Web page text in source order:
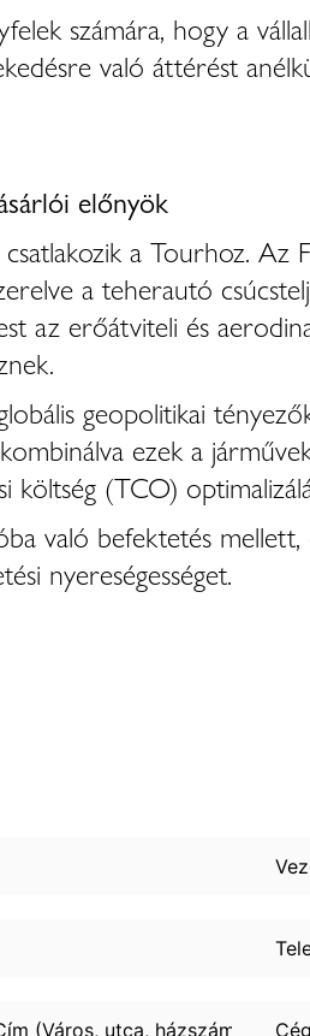
számára, hogy a
való áttérést
előnyök
a Tourhoz.
a teherautó
az erőátviteli és
geopolitikai
ezek a
költség (TCO)
való befektetés mellett,
nyereségességet.